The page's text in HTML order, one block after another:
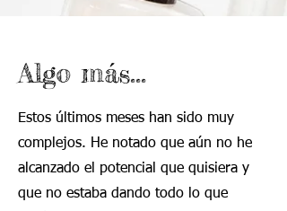
Algo más...
Estos últimos meses han sido muy
complejos. He notado que aún no he
alcanzado el potencial que quisiera y
que no estaba dando todo lo que